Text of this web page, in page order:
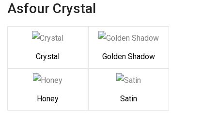
Asfour Crystal
Crystal Golden Shadow
Honey Satin